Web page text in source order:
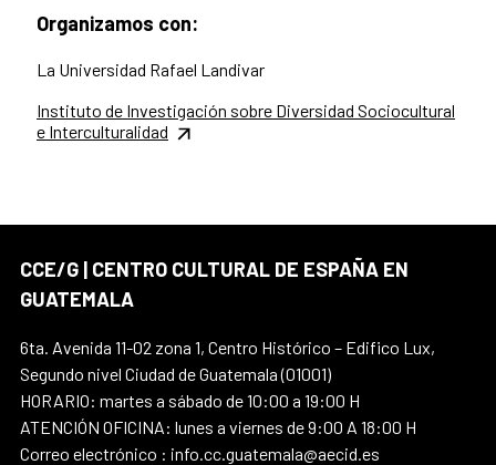
Organizamos con:
La Universidad Rafael Landivar
Instituto de Investigación sobre Diversidad Sociocultural
e Interculturalidad
CCE/G | CENTRO CULTURAL DE ESPAÑA EN
GUATEMALA
6ta. Avenida 11-02 zona 1, Centro Histórico – Edifico Lux,
Segundo nivel Ciudad de Guatemala (01001)
HORARIO: martes a sábado de 10:00 a 19:00 H
ATENCIÓN OFICINA: lunes a viernes de 9:00 A 18:00 H
Correo electrónico : info.cc.guatemala@aecid.es